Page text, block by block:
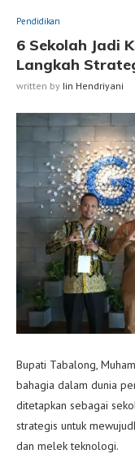
Pendidikan
6 Sekolah Jadi
Langkah
written by Iin Hendriyani
Bupati Tabalong,
bahagia dalam dunia
ditetapkan sebagai
strategis untuk
dan melek teknologi.